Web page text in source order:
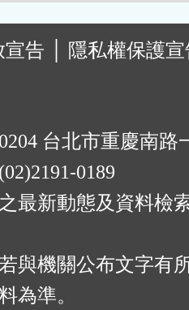
宣告
隱私權保護
台北市重慶南路
0189
最新動態及資料檢
與機關公布文字有
為準。